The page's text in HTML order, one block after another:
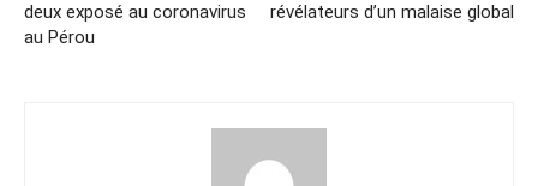
deux exposé au coronavirus
au Pérou
révélateurs d’un malaise global